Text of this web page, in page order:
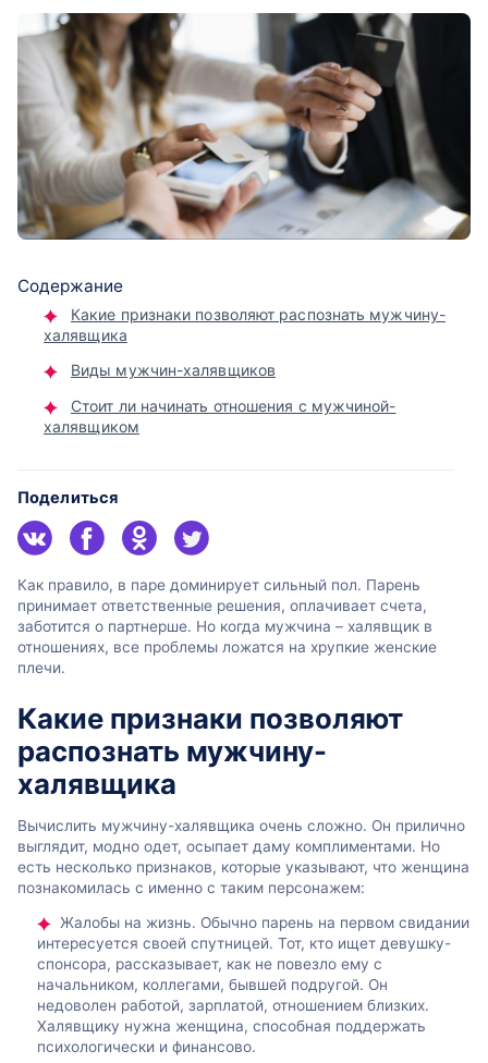
Содержание
Какие признаки позволяют распознать мужчину-
халявщика
Виды мужчин-халявщиков
Стоит ли начинать отношения с мужчиной-
халявщиком
Поделиться
Как правило, в паре доминирует сильный пол. Парень
принимает ответственные решения, оплачивает счета,
заботится о партнерше. Но когда мужчина – халявщик в
отношениях, все проблемы ложатся на хрупкие женские
плечи.
Какие признаки позволяют
распознать мужчину-
халявщика
Вычислить мужчину-халявщика очень сложно. Он прилично
выглядит, модно одет, осыпает даму комплиментами. Но
есть несколько признаков, которые указывают, что женщина
познакомилась с именно с таким персонажем:
Жалобы на жизнь. Обычно парень на первом свидании
интересуется своей спутницей. Тот, кто ищет девушку-
спонсора, рассказывает, как не повезло ему с
начальником, коллегами, бывшей подругой. Он
недоволен работой, зарплатой, отношением близких.
Халявщику нужна женщина, способная поддержать
психологически и финансово.